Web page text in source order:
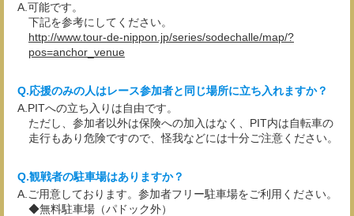
可能です。
下記を参考にしてください。
http://www.tour-de-nippon.jp/series/sodechalle/map/?
pos=anchor_venue
応援のみの人はレース参加者と同じ場所に立ち入れますか？
PITへの立ち入りは自由です。
ただし、参加者以外は保険への加入はなく、PIT内は自転車の
走行もあり危険ですので、怪我などには十分ご注意ください。
観戦者の駐車場はありますか？
ご用意しております。参加者フリー駐車場をご利用ください。
◆無料駐車場（パドック外）